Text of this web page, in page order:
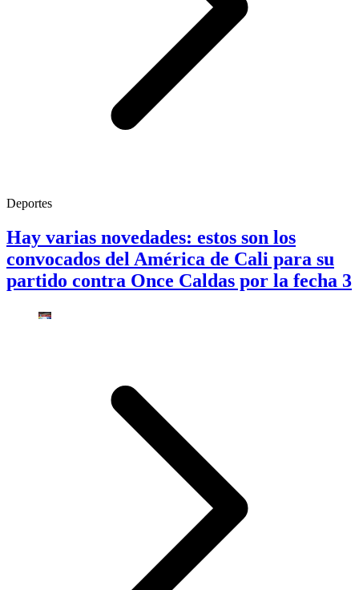
Deportes
Hay varias novedades: estos son los
convocados del América de Cali para su
partido contra Once Caldas por la fecha 3